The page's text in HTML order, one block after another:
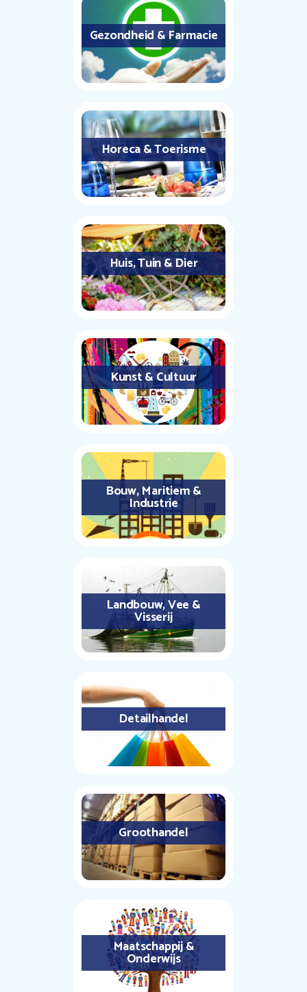
Gezondheid & Farmacie
Horeca & Toerisme
Huis, Tuin & Dier
Kunst & Cultuur
Bouw, Maritiem &
Industrie
Landbouw, Vee &
Visserij
Detailhandel
Groothandel
Maatschappij &
Onderwijs